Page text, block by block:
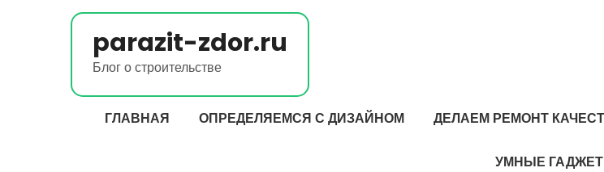
parazit-zdor.ru
Блог о строительстве
ГЛАВНАЯ ОПРЕДЕЛЯЕМСЯ С ДИЗАЙНОМ ДЕЛАЕМ РЕМОНТ
УМНЫЕ